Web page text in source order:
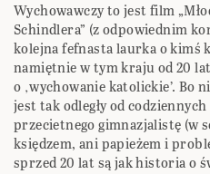
Wychowawczy to jest film
Schindlera” (z odpowiednim
kolejna fefnasta laurka o kimś
namiętnie w tym kraju od 20
o ‚wychowanie katolickie’. Bo
jest tak odległy od
przecietnego gimnazjalistę (w
księdzem, ani papieżem i
sprzed 20 lat są jak historia o